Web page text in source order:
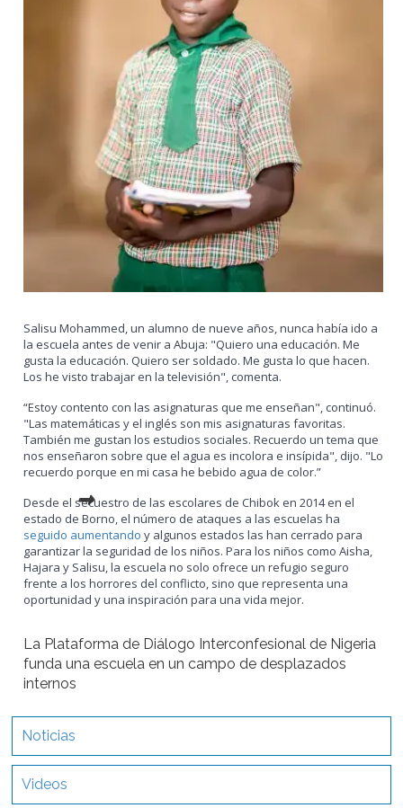
Salisu Mohammed, un alumno de nueve años, nunca había ido a
la escuela antes de venir a Abuja: "Quiero una educación. Me
gusta la educación. Quiero ser soldado. Me gusta lo que hacen.
Los he visto trabajar en la televisión", comenta.
“Estoy contento con las asignaturas que me enseñan", continuó.
"Las matemáticas y el inglés son mis asignaturas favoritas.
También me gustan los estudios sociales. Recuerdo un tema que
nos enseñaron sobre que el agua es incolora e insípida", dijo. "Lo
recuerdo porque en mi casa he bebido agua de color.”
Desde el secuestro de las escolares de Chibok en 2014 en el
estado de Borno, el número de ataques a las escuelas ha
seguido aumentando y algunos estados las han cerrado para
garantizar la seguridad de los niños. Para los niños como Aisha,
Hajara y Salisu, la escuela no solo ofrece un refugio seguro
frente a los horrores del conflicto, sino que representa una
oportunidad y una inspiración para una vida mejor.
La Plataforma de Diálogo Interconfesional de Nigeria
funda una escuela en un campo de desplazados
internos
Noticias
Videos